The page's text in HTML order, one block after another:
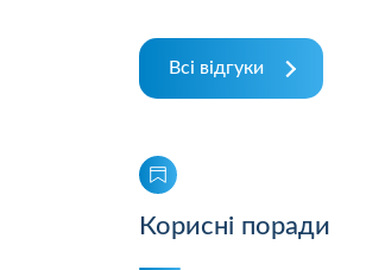
Всі відгуки
Корисні поради